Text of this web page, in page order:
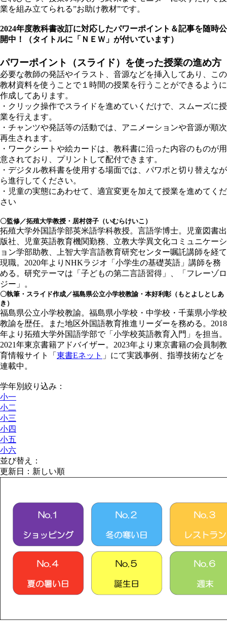
業を組み立てられる”お助け教材”です。
2024年度教科書改訂に対応したパワーポイント＆記事を随時公
開中！（タイトルに「ＮＥＷ」が付いています）
パワーポイント（スライド）を使った授業の進め方
必要な教師の発話やイラスト、音源などを挿入してあり、この
教材資料を使うことで１時間の授業を行うことができるように
作成してあります。
・クリック操作でスライドを進めていくだけで、スムーズに授
業を行えます。
・チャンツや発話等の活動では、アニメーションや音源が順次
再生されます。
・ワークシートや絵カードは、教科書に沿った内容のものが用
意されており、プリントして配付できます。
・デジタル教科書を使用する場面では、パワポと切り替えなが
ら進行してください。
・児童の実態にあわせて、適宜変更を加えて授業を進めてくだ
さい
〇監修／拓殖大学教授・居村啓子（いむらけいこ）
拓殖大学外国語学部英米語学科教授。言語学博士。児童図書出
版社、児童英語教育機関勤務、立教大学異文化コミュニケーシ
ョン学部助教、上智大学言語教育研究センター嘱託講師を経て
現職。2020年よりNHKラジオ「小学生の基礎英語」講師を務
める。研究テーマは「子どもの第二言語習得」、「フレーゾロ
ジー」。
〇執筆・スライド作成／福島県公立小学校教諭・本好利彰（もとよしとしあ
き）
福島県公立小学校教諭。福島県小学校・中学校・千葉県小学校
教諭を歴任。また地区外国語教育推進リーダーを務める。2018
年より拓殖大学外国語学部で「小学校英語教育入門」を担当。
2021年東京書籍アドバイザー。2023年より東京書籍の会員制教
育情報サイト「 東書Eネット 」にて実践事例、指導技術などを
連載中。
学年別絞り込み：
小一
小二
小三
小四
小五
小六
並び替え：